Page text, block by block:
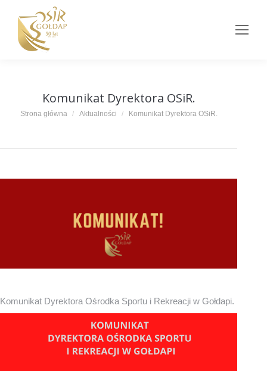
Komunikat Dyrektora OSiR.
Jesteś tutaj:
Strona główna Aktualności Komunikat Dyrektora OSiR.
Komunikat Dyrektora Ośrodka Sportu i Rekreacji w Gołdapi.